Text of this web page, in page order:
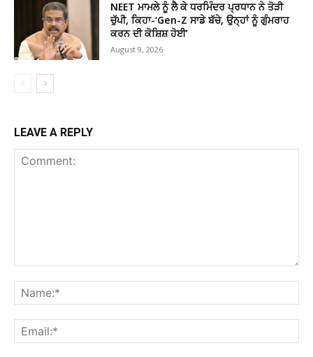
NEET ਮਾਮਲੇ ਨੂੰ ਲੈ ਕੇ ਧਰਮਿੰਦਰ ਪ੍ਰਧਾਨ ਨੇ ਤੋੜੀ
ਚੁੱਪੀ, ਕਿਹਾ-‘Gen-Z ਸਾਡੇ ਬੱਚੇ, ਉਨ੍ਹਾਂ ਨੂੰ ਗੁੰਮਰਾਹ
ਕਰਨ ਦੀ ਕੋਸ਼ਿਸ਼ ਹੋਈ’
August 9, 2026
LEAVE A REPLY